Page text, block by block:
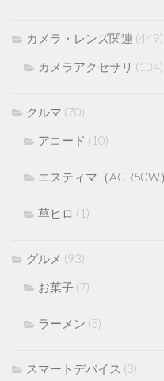
カメラ・レンズ関連 (449)
カメラアクセサリ (134)
クルマ (70)
アコード (10)
エスティマ（ACR50W）
草ヒロ (1)
グルメ (93)
お菓子 (7)
ラーメン (5)
スマートデバイス (3)